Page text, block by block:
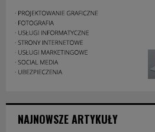
NAJNOWSZE ARTYKUŁY